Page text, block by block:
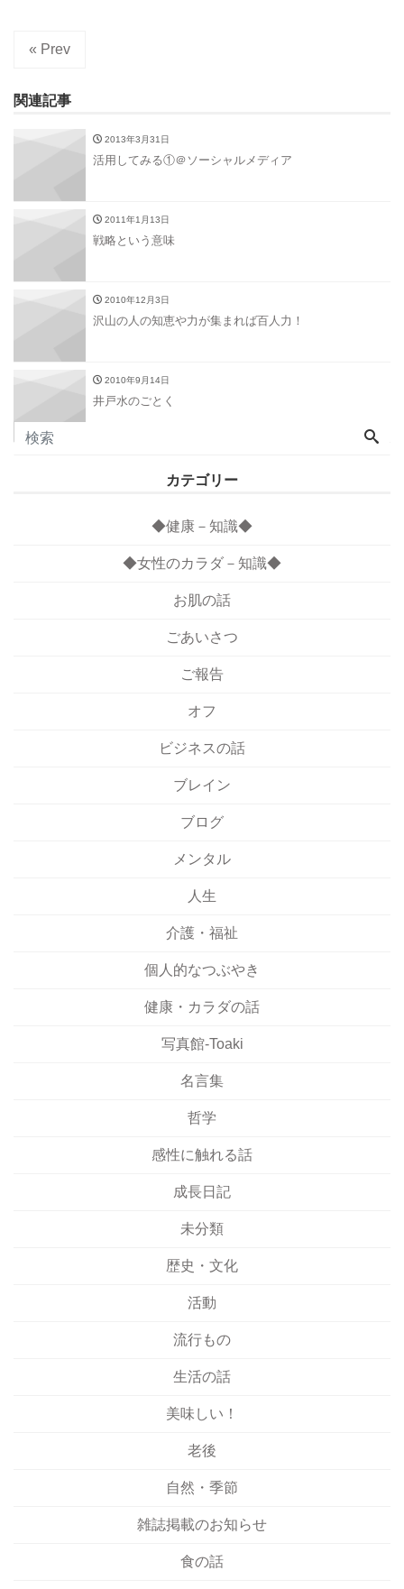
« Prev
関連記事
2013年3月31日
活用してみる①＠ソーシャルメディア
2011年1月13日
戦略という意味
2010年12月3日
沢山の人の知恵や力が集まれば百人力！
2010年9月14日
井戸水のごとく
カテゴリー
◆健康－知識◆
◆女性のカラダ－知識◆
お肌の話
ごあいさつ
ご報告
オフ
ビジネスの話
ブレイン
ブログ
メンタル
人生
介護・福祉
個人的なつぶやき
健康・カラダの話
写真館-Toaki
名言集
哲学
感性に触れる話
成長日記
未分類
歴史・文化
活動
流行もの
生活の話
美味しい！
老後
自然・季節
雑誌掲載のお知らせ
食の話